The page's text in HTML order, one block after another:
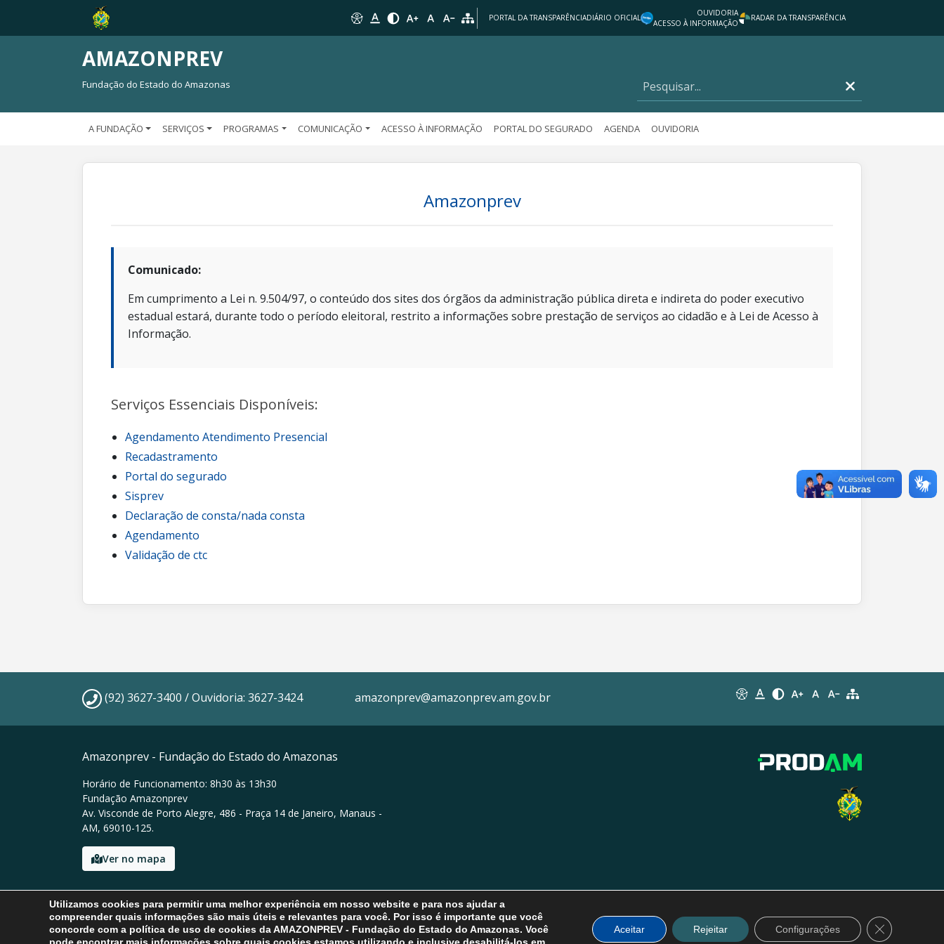
PORTAL DA TRANSPARÊNCIADIÁRIO OFICIAL
OUVIDORIA
ACESSO À INFORMAÇÃO
RADAR DA TRANSPARÊNCIA
AMAZONPREV
Fundação do Estado do Amazonas
A FUNDAÇÃO SERVIÇOS PROGRAMAS COMUNICAÇÃO ACESSO À INFORMAÇÃO PORTAL DO SEGURADO AGENDA OUVIDORIA
Amazonprev
Comunicado:
Em cumprimento a Lei n. 9.504/97, o conteúdo dos sites dos órgãos da administração pública direta e indireta do poder executivo
estadual estará, durante todo o período eleitoral, restrito a informações sobre prestação de serviços ao cidadão e à Lei de Acesso à
Informação.
Serviços Essenciais Disponíveis:
Agendamento Atendimento Presencial
Recadastramento
Portal do segurado
Sisprev
Declaração de consta/nada consta
Agendamento
Validação de ctc
(92) 3627-3400 / Ouvidoria: 3627-3424 amazonprev@amazonprev.am.gov.br
Amazonprev - Fundação do Estado do Amazonas
Horário de Funcionamento: 8h30 às 13h30
Fundação Amazonprev
Av. Visconde de Porto Alegre, 486 - Praça 14 de Janeiro, Manaus -
AM, 69010-125.
Ver no mapa
Email: amazonprev@amazonprev.am.gov.br
Tel: (92) 3627-3400 / Ouvidoria: 3627-3424
Utilizamos cookies para permitir uma melhor experiência em nosso website e para nos ajudar a
compreender quais informações são mais úteis e relevantes para você. Por isso é importante que você
concorde com a política de uso de cookies da AMAZONPREV - Fundação do Estado do Amazonas. Você
Aceitar Rejeitar Configurações Close GDPR